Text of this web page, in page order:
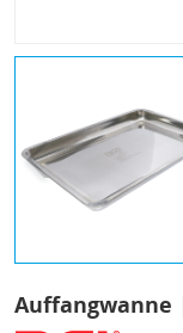
Auffangwanne